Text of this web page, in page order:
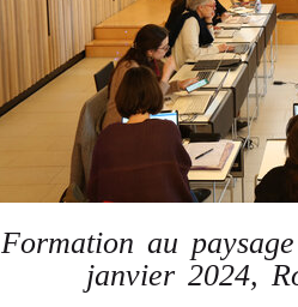
Formation au
janvier 2024,